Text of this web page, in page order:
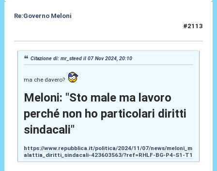
Re:Governo Meloni
#2113
Citazione di: mr_steed il 07 Nov 2024, 20:10
ma che davero?
Meloni: "Sto male ma lavoro
perché non ho particolari diritti
sindacali"
https://www.repubblica.it/politica/2024/11/07/news/meloni_m
alattia_diritti_sindacali-423603563/?ref=RHLF-BG-P4-S1-T1